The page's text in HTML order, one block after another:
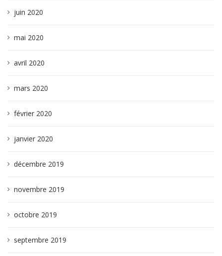
juin 2020
mai 2020
avril 2020
mars 2020
février 2020
janvier 2020
décembre 2019
novembre 2019
octobre 2019
septembre 2019